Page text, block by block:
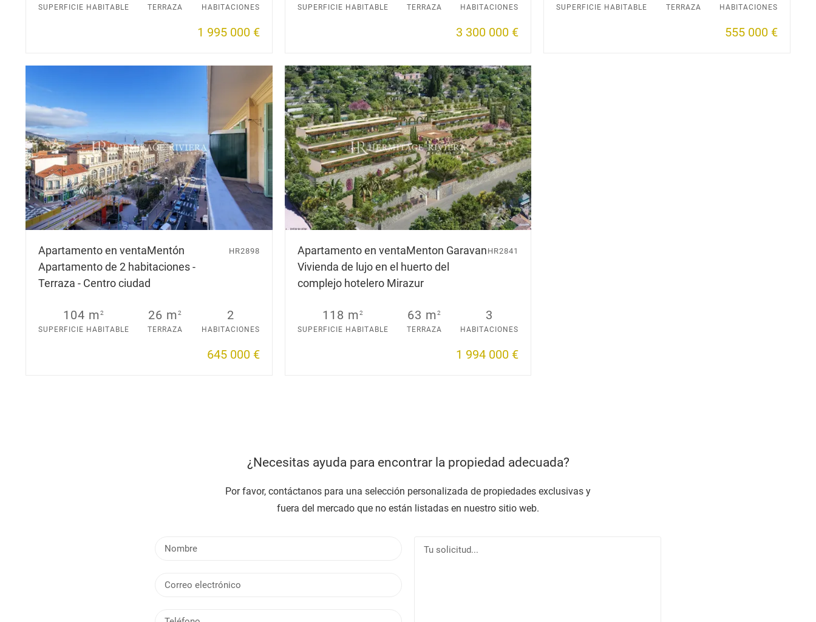
SUPERFICIE HABITABLE TERRAZA HABITACIONES
1 995 000 €
SUPERFICIE HABITABLE TERRAZA HABITACIONES
3 300 000 €
SUPERFICIE HABITABLE TERRAZA HABITACIONES
555 000 €
Apartamento en ventaMentón
Apartamento de 2 habitaciones -
Terraza - Centro ciudad
HR2898
104 m2
SUPERFICIE HABITABLE
26 m2
TERRAZA
2
HABITACIONES
645 000 €
Apartamento en ventaMenton Garavan
Vivienda de lujo en el huerto del
complejo hotelero Mirazur
HR2841
118 m2
SUPERFICIE HABITABLE
63 m2
TERRAZA
3
HABITACIONES
1 994 000 €
¿Necesitas ayuda para encontrar la propiedad adecuada?
Por favor, contáctanos para una selección personalizada de propiedades exclusivas y
fuera del mercado que no están listadas en nuestro sitio web.